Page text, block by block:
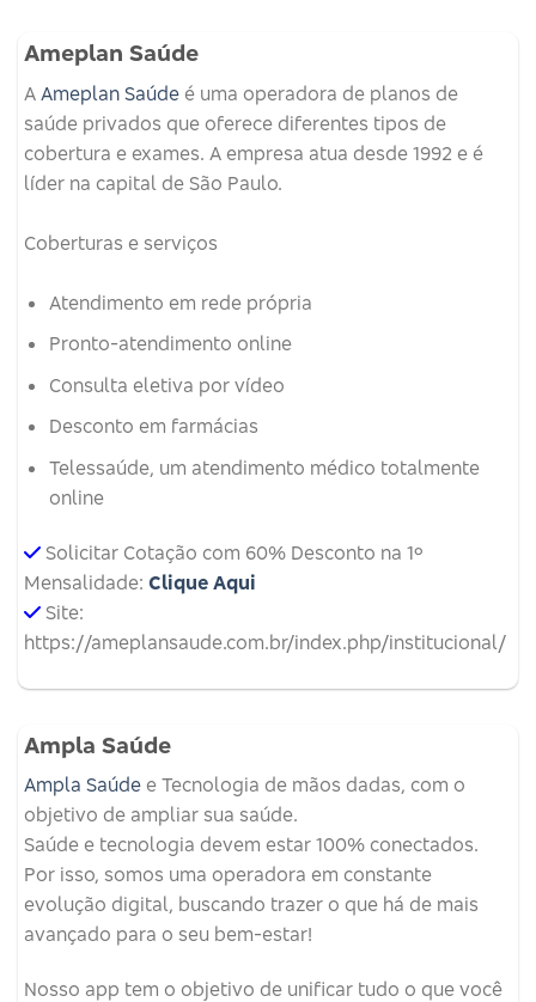
Ameplan Saúde
A Ameplan Saúde é uma operadora de planos de
saúde privados que oferece diferentes tipos de
cobertura e exames. A empresa atua desde 1992 e é
líder na capital de São Paulo.
Coberturas e serviços
Atendimento em rede própria
Pronto-atendimento online
Consulta eletiva por vídeo
Desconto em farmácias
Telessaúde, um atendimento médico totalmente
online
Solicitar Cotação com 60% Desconto na 1º
Mensalidade: Clique Aqui
Site:
https://ameplansaude.com.br/index.php/institucional/
Ampla Saúde
Ampla Saúde e Tecnologia de mãos dadas, com o
objetivo de ampliar sua saúde.
Saúde e tecnologia devem estar 100% conectados.
Por isso, somos uma operadora em constante
evolução digital, buscando trazer o que há de mais
avançado para o seu bem-estar!
Nosso app tem o objetivo de unificar tudo o que você